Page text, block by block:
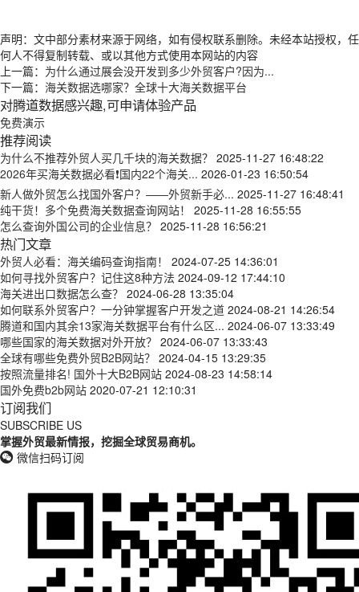
声明：文中部分素材来源于网络，如有侵权联系删除。未经本站授权，任
何人不得复制转载、或以其他方式使用本网站的内容
上一篇： 为什么通过展会没开发到多少外贸客户?因为...
下一篇： 海关数据选哪家？全球十大海关数据平台
对腾道数据感兴趣,可申请体验产品
免费演示
推荐阅读
为什么不推荐外贸人买几千块的海关数据？ 2025-11-27 16:48:22
2026年买海关数据必看❗国内22个海关... 2026-01-23 16:50:54
新人做外贸怎么找国外客户？——外贸新手必... 2025-11-27 16:48:41
纯干货！多个免费海关数据查询网站！
2025-11-28 16:55:55
怎么查询外国公司的企业信息？ 2025-11-28 16:56:21
热门文章
外贸人必看：海关编码查询指南！
2024-07-25 14:36:01
如何寻找外贸客户？记住这8种方法 2024-09-12 17:44:10
海关进出口数据怎么查？ 2024-06-28 13:35:04
如何联系外贸客户？一分钟掌握客户开发之道 2024-08-21 14:26:54
腾道和国内其余13家海关数据平台有什么区... 2024-06-07 13:33:49
哪些国家的海关数据对外开放？ 2024-06-07 13:33:43
全球有哪些免费外贸B2B网站？ 2024-04-15 13:29:35
按照流量排名! 国外十大B2B网站 2024-08-23 14:58:14
国外免费b2b网站 2020-07-21 12:10:31
订阅我们
SUBSCRIBE US
掌握外贸最新情报，挖掘全球贸易商机。
微信扫码订阅